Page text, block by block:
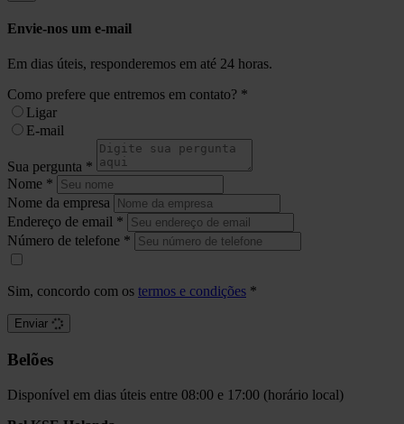
Envie-nos um e-mail
Em dias úteis, responderemos em até 24 horas.
Como prefere que entremos em contato? *
Ligar
E-mail
Sua pergunta *
Nome *
Nome da empresa
Endereço de email *
Número de telefone *
Sim, concordo com os termos e condições *
Enviar
Belões
Disponível em dias úteis entre 08:00 e 17:00 (horário local)